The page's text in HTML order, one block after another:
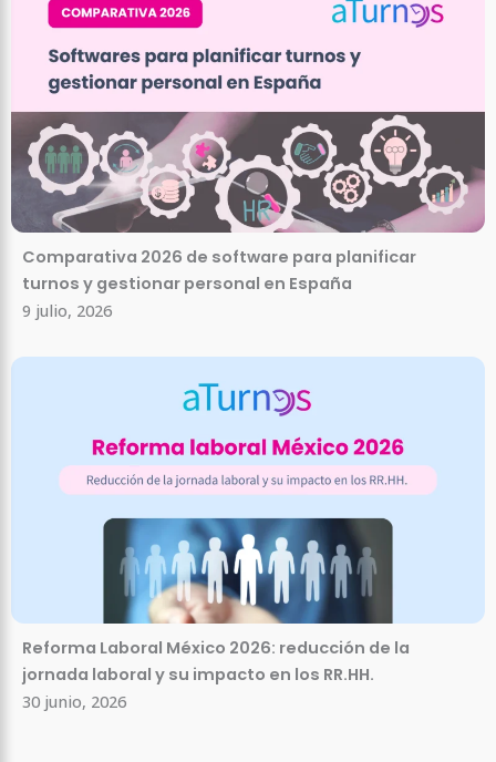
Comparativa 2026 de software para planificar
turnos y gestionar personal en España
9 julio, 2026
Reforma Laboral México 2026: reducción de la
jornada laboral y su impacto en los RR.HH.
30 junio, 2026